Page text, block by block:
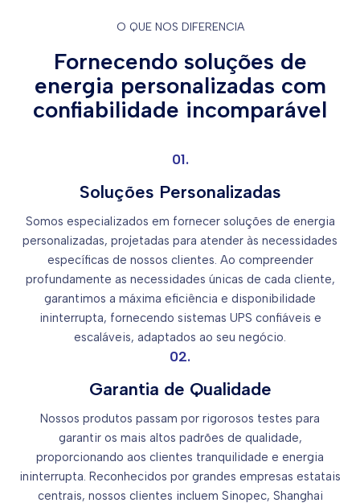
O QUE NOS DIFERENCIA
Fornecendo soluções de
energia personalizadas com
confiabilidade incomparável
01.
Soluções Personalizadas
Somos especializados em fornecer soluções de energia
personalizadas, projetadas para atender às necessidades
específicas de nossos clientes. Ao compreender
profundamente as necessidades únicas de cada cliente,
garantimos a máxima eficiência e disponibilidade
ininterrupta, fornecendo sistemas UPS confiáveis e
escaláveis, adaptados ao seu negócio.
02.
Garantia de Qualidade
Nossos produtos passam por rigorosos testes para
garantir os mais altos padrões de qualidade,
proporcionando aos clientes tranquilidade e energia
ininterrupta. Reconhecidos por grandes empresas estatais
centrais, nossos clientes incluem Sinopec, Shanghai